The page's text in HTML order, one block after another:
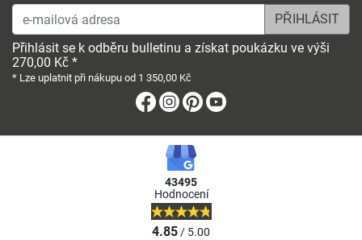
e-mailová adresa
Přihlásit se k odběru bulletinu a získat poukázku ve výši
270,00 Kč *
* Lze uplatnit při nákupu od 1 350,00 Kč
Facebook
Instagram
Pinterest
43495
Hodnocení
4.85/ 5.00